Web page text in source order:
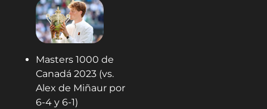
Masters 1000 de
Canadá 2023 (vs.
Alex de Miñaur por
6-4 y 6-1)